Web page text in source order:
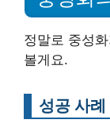
정말로 중성
볼게요.
성공 사례